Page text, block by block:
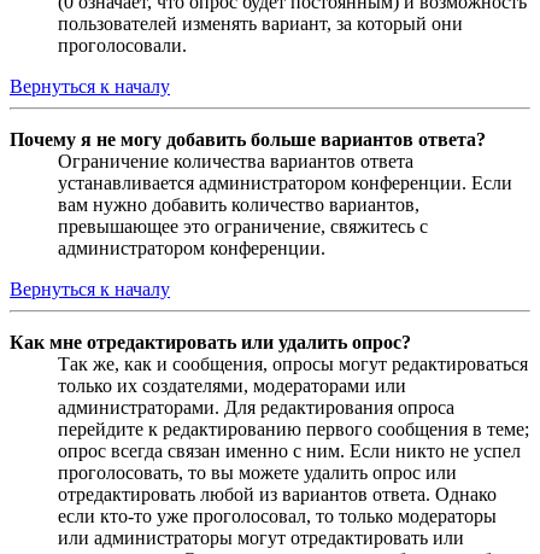
пользователей изменять вариант, за который они
проголосовали.
Вернуться к началу
Почему я не могу добавить больше вариантов ответа?
Ограничение количества вариантов ответа
устанавливается администратором конференции. Если
вам нужно добавить количество вариантов,
превышающее это ограничение, свяжитесь с
администратором конференции.
Вернуться к началу
Как мне отредактировать или удалить опрос?
Так же, как и сообщения, опросы могут редактироваться
только их создателями, модераторами или
администраторами. Для редактирования опроса
перейдите к редактированию первого сообщения в теме;
опрос всегда связан именно с ним. Если никто не успел
проголосовать, то вы можете удалить опрос или
отредактировать любой из вариантов ответа. Однако
если кто-то уже проголосовал, то только модераторы
или администраторы могут отредактировать или